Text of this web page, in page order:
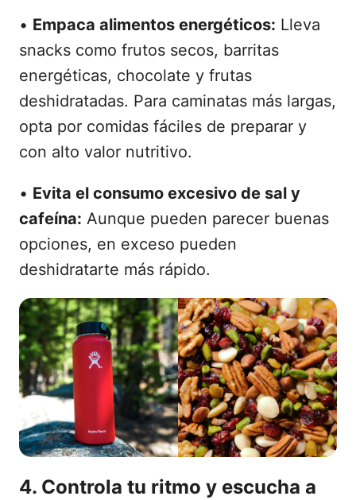
• Empaca alimentos energéticos: Lleva
snacks como frutos secos, barritas
energéticas, chocolate y frutas
deshidratadas. Para caminatas más largas,
opta por comidas fáciles de preparar y
con alto valor nutritivo.
• Evita el consumo excesivo de sal y
cafeína: Aunque pueden parecer buenas
opciones, en exceso pueden
deshidratarte más rápido.
4. Controla tu ritmo y escucha a